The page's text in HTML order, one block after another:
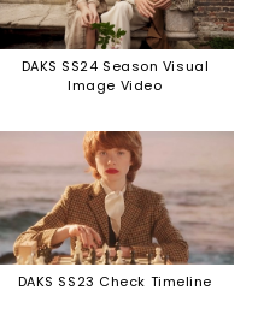
DAKS SS24 Season Visual
Image Video
DAKS SS23 Check Timeline